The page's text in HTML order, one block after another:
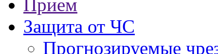
Прием
Защита от ЧС
Прогнозируемые